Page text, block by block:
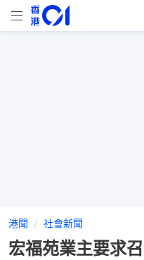
港聞 社會新聞
宏福苑業主要求